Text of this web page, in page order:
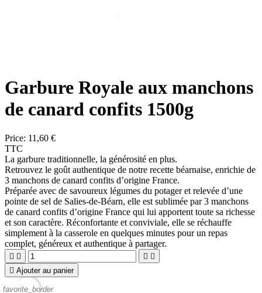
Garbure Royale aux manchons
de canard confits 1500g
Price: 11,60 €
TTC
La garbure traditionnelle, la générosité en plus.
Retrouvez le goût authentique de notre recette béarnaise, enrichie de
3 manchons de canard confits d’origine France.
Préparée avec de savoureux légumes du potager et relevée d’une
pointe de sel de Salies-de-Béarn, elle est sublimée par 3 manchons
de canard confits d’origine France qui lui apportent toute sa richesse
et son caractère. Réconfortante et conviviale, elle se réchauffe
simplement à la casserole en quelques minutes pour un repas
complet, généreux et authentique à partager.
   
 Ajouter au panier
favorite_border